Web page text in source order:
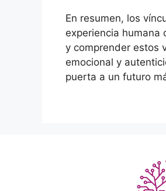
En resumen, los
experiencia humana
y comprender estos
emocional y
puerta a un futuro